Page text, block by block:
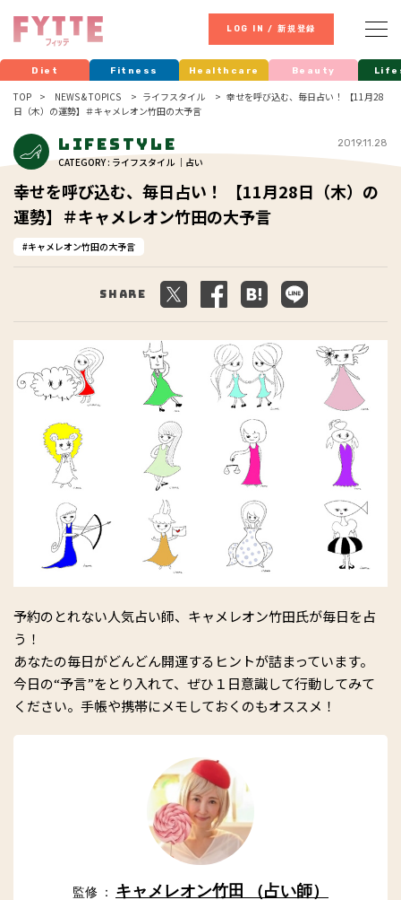
LOG IN / 新規登録
Diet Fitness Healthcare Beauty
TOP NEWS & TOPICS ライフスタイル
幸せを呼び込む、毎日占い！ 【11月28
日（木）の運勢】＃キャメレオン竹田の大予言
Lifestyle
CATEGORY : ライフスタイル ｜占い
2019.11.28
幸せを呼び込む、毎日占い！ 【11月28日（木）の
運勢】＃キャメレオン竹田の大予言
キャメレオン竹田の大予言
Share
予約のとれない人気占い師、キャメレオン竹田氏が毎日を占
う！
あなたの毎日がどんどん開運するヒントが詰まっています。
今日の“予言”をとり入れて、ぜひ１日意識して行動してみて
ください。手帳や携帯にメモしておくのもオススメ！
監修 ： キャメレオン竹田 （占い師）